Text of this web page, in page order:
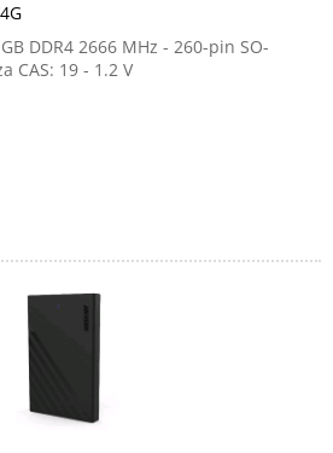
DDR4 2666 MHz - 260-pin SO-
CAS: 19 - 1.2 V